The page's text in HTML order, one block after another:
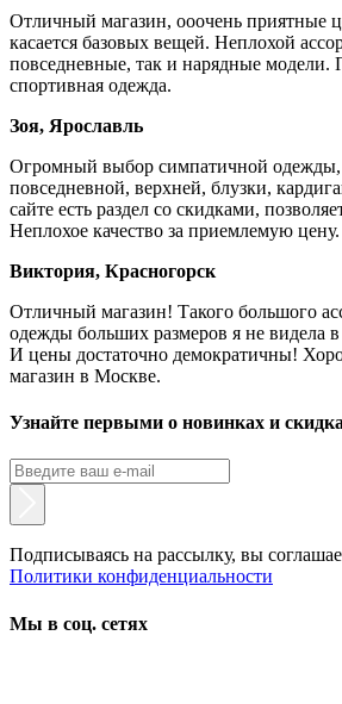
Отличный магазин, ооочень приятные
касается базовых вещей. Неплохой
повседневные, так и нарядные модели.
спортивная одежда.
Зоя, Ярославль
Огромный выбор симпатичной одежды,
повседневной, верхней, блузки,
сайте есть раздел со скидками,
Неплохое качество за приемлемую цену.
Виктория, Красногорск
Отличный магазин! Такого большого
одежды больших размеров я не видела
И цены достаточно демократичны!
магазин в Москве.
Узнайте первыми о новинках и
Подписываясь на рассылку, вы
Политики конфиденциальности
Мы в соц. сетях